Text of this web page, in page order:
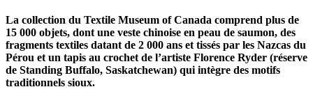
La collection du Textile Museum of Canada comprend plus de
15 000 objets, dont une veste chinoise en peau de saumon, des
fragments textiles datant de 2 000 ans et tissés par les Nazcas du
Pérou et un tapis au crochet de l’artiste Florence Ryder (réserve
de Standing Buffalo, Saskatchewan) qui intègre des motifs
traditionnels sioux.